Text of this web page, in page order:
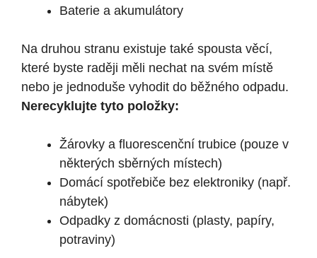
Baterie a akumulátory
Na druhou stranu existuje také spousta věcí,
které byste raději měli nechat na svém místě
nebo je jednoduše vyhodit do běžného odpadu.
Nerecyklujte tyto položky:
Žárovky a fluorescenční trubice (pouze v
některých sběrných místech)
Domácí spotřebiče bez elektroniky (např.
nábytek)
Odpadky z domácnosti (plasty, papíry,
potraviny)